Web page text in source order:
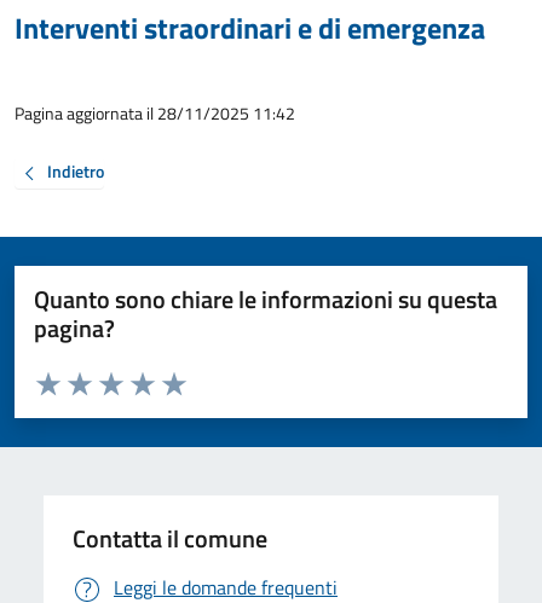
Interventi straordinari e di emergenza
Pagina aggiornata il 28/11/2025 11:42
Indietro
Quanto sono chiare le informazioni su questa
pagina?
Valuta da 1 a 5 stelle la pagina
Valuta 5 stelle su 5
Valuta 4 stelle su 5
Valuta 3 stelle su 5
Valuta 2 stelle su 5
Valuta 1 stelle su 5
Contatta il comune
Leggi le domande frequenti